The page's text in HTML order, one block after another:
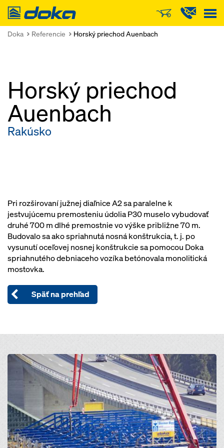
Doka
Doka Referencie Horský priechod Auenbach
Horský priechod
Auenbach
Rakúsko
Pri rozširovaní južnej diaľnice A2 sa paralelne k
jestvujúcemu premosteniu údolia P30 muselo vybudovať
druhé 700 m dlhé premostnie vo výške približne 70 m.
Budovalo sa ako spriahnutá nosná konštrukcia, t. j. po
vysunutí oceľovej nosnej konštrukcie sa pomocou Doka
spriahnutého debniaceho vozíka betónovala monolitická
mostovka.
Späť na prehľad
Open